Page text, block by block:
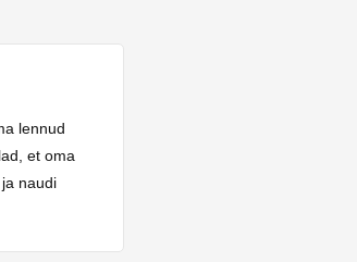
lennud
et oma
naudi